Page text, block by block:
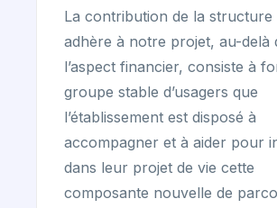
La contribution de la structure
adhère à notre projet, au-delà
l’aspect financier, consiste à
groupe stable d’usagers que
l’établissement est disposé à
accompagner et à aider pour
dans leur projet de vie cette
composante nouvelle de